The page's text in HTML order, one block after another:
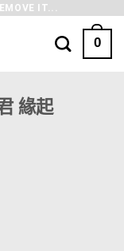
IT...
0
緣起